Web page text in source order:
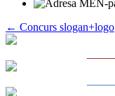
← Concurs slogan+logo